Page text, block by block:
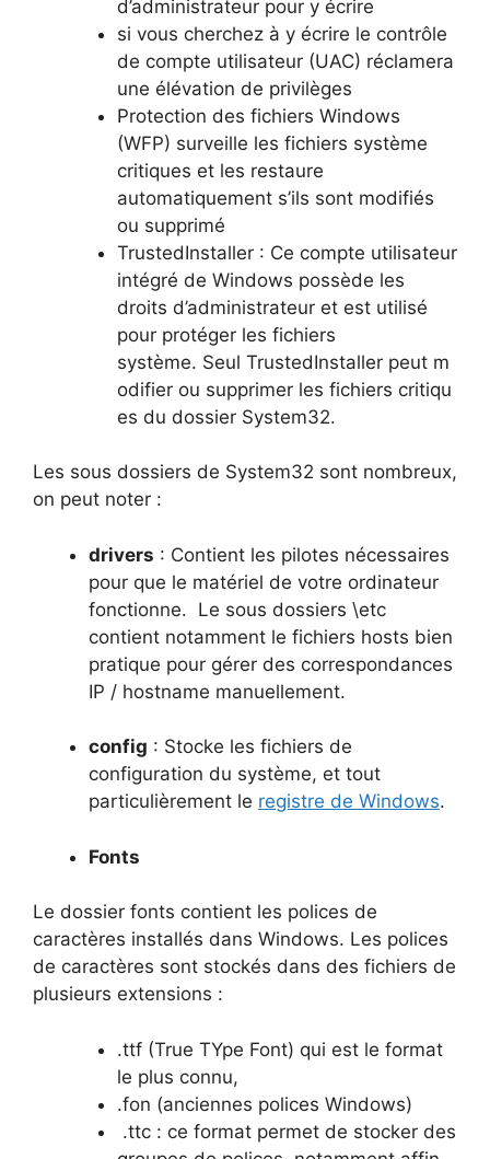
d’administrateur pour y écrire
si vous cherchez à y écrire le contrôle
de compte utilisateur (UAC) réclamera
une élévation de privilèges
Protection des fichiers Windows
(WFP) surveille les fichiers système
critiques et les restaure
automatiquement s’ils sont modifiés
ou supprimé
TrustedInstaller : Ce compte utilisateur
intégré de Windows possède les
droits d’administrateur et est utilisé
pour protéger les fichiers
système. Seul TrustedInstaller peut m
odifier ou supprimer les fichiers critiqu
es du dossier System32.
Les sous dossiers de System32 sont nombreux,
on peut noter :
drivers : Contient les pilotes nécessaires
pour que le matériel de votre ordinateur
fonctionne. Le sous dossiers \etc
contient notamment le fichiers hosts bien
pratique pour gérer des correspondances
IP / hostname manuellement.
config : Stocke les fichiers de
configuration du système, et tout
particulièrement le registre de Windows.
Fonts
Le dossier fonts contient les polices de
caractères installés dans Windows. Les polices
de caractères sont stockés dans des fichiers de
plusieurs extensions :
.ttf (True TYpe Font) qui est le format
le plus connu,
.fon (anciennes polices Windows)
.ttc : ce format permet de stocker des